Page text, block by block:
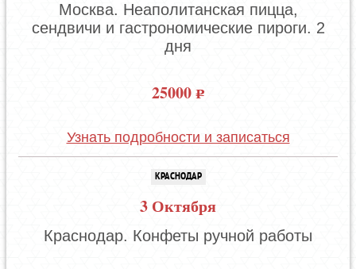
Москва. Неаполитанская пицца,
сендвичи и гастрономические пироги. 2
дня
25000
Узнать подробности и записаться
КРАСНОДАР
3 Октября
Краснодар. Конфеты ручной работы